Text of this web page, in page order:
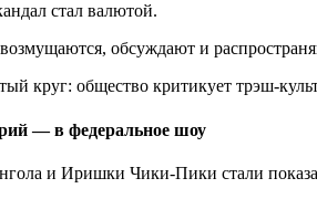
стал валютой.
обсуждают и
круг: общество критикует трэш-
— в федеральное шоу
и Иришки Чики-Пики стали